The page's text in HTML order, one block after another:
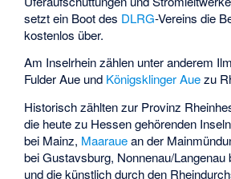
setzt ein Boot des DLRG-Vereins die
kostenlos über.
Am Inselrhein zählen unter anderem
Fulder Aue und Königsklinger Auezu
Historisch zählten zur Provinz
die heute zu Hessen gehörenden Inseln
bei Mainz, Maarauean der
bei Gustavsburg, Nonnenau/Langenau
und die künstlich durch den